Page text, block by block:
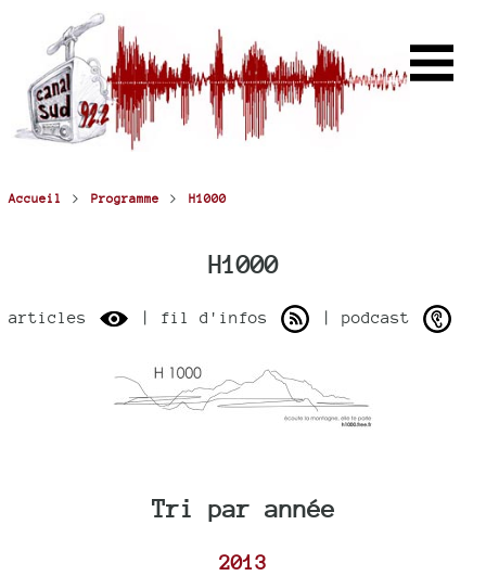
Accueil > Programme > H1000
H1000
articles | fil d'infos | podcast
Tri par année
2013